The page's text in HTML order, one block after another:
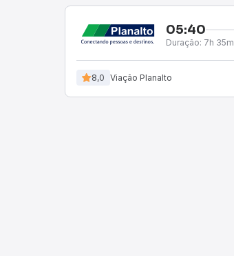
05:40
Duração: 7h 35m
8,0 Viação Planalto